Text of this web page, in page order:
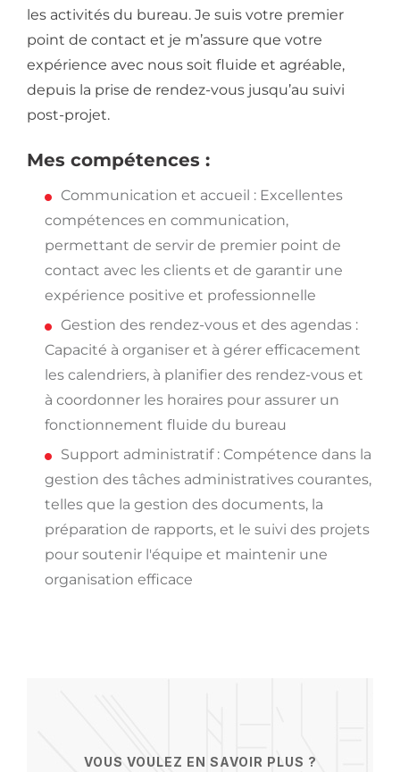
les activités du bureau. Je suis votre premier
point de contact et je m’assure que votre
expérience avec nous soit fluide et agréable,
depuis la prise de rendez-vous jusqu’au suivi
post-projet.
Mes compétences :
Communication et accueil : Excellentes
compétences en communication,
permettant de servir de premier point de
contact avec les clients et de garantir une
expérience positive et professionnelle
Gestion des rendez-vous et des agendas :
Capacité à organiser et à gérer efficacement
les calendriers, à planifier des rendez-vous et
à coordonner les horaires pour assurer un
fonctionnement fluide du bureau
Support administratif : Compétence dans la
gestion des tâches administratives courantes,
telles que la gestion des documents, la
préparation de rapports, et le suivi des projets
pour soutenir l'équipe et maintenir une
organisation efficace
VOUS VOULEZ EN SAVOIR PLUS ?